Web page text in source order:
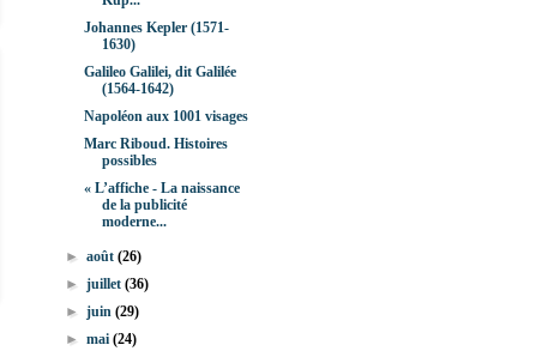
Johannes Kepler (1571-
1630)
Galileo Galilei, dit Galilée
(1564-1642)
Napoléon aux 1001 visages
Marc Riboud. Histoires
possibles
« L’affiche - La naissance
de la publicité
moderne...
►août(26)
►juillet(36)
►juin(29)
►mai(24)